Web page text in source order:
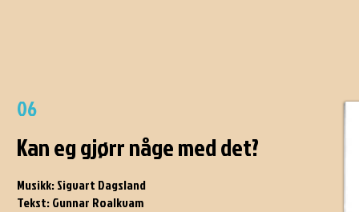
06
Kan eg gjørr någe med det?
Musikk: Sigvart Dagsland
Tekst: Gunnar Roalkvam